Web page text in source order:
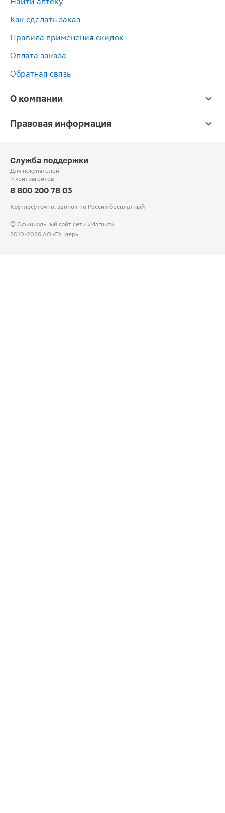
Как сделать заказ
Правила применения скидок
Оплата заказа
Обратная связь
О компании
Правовая информация
Служба поддержки
Для покупателей
и контрагентов
8 800 200 78 03
Круглосуточно, звонок по России бесплатный
© Официальный сайт сети «Магнит».
2010-2026 АО «Тандер»